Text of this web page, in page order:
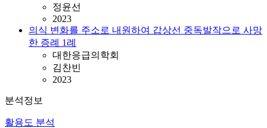
정윤선
2023
의식 변화를 주소로 내원하여 갑상선 중독발작으로 사망
한 증례 1례
대한응급의학회
김찬빈
2023
분석정보
활용도 분석